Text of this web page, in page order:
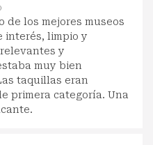
de los mejores museos
interés, limpio y
y
muy bien
taquillas eran
primera categoría. Una